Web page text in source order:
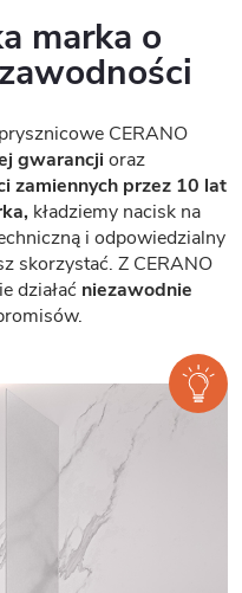
marka o
CERANO
gwarancjioraz
zamiennych przez 10 lat
kładziemy nacisk na
i odpowiedzialny
skorzystać. Z CERANO
działać niezawodnie